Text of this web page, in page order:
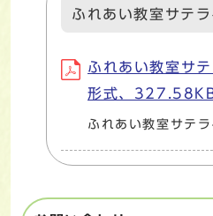
ふれあい教室サテラ
ふれあい教室サ
形式、
ふれあい教室サテラ